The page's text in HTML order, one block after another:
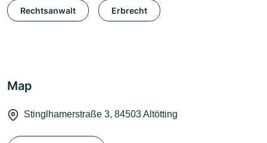
Rechtsanwalt Erbrecht
Map
Stinglhamerstraße 3, 84503 Altötting